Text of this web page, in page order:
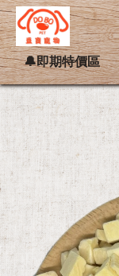
🔔即期特價區